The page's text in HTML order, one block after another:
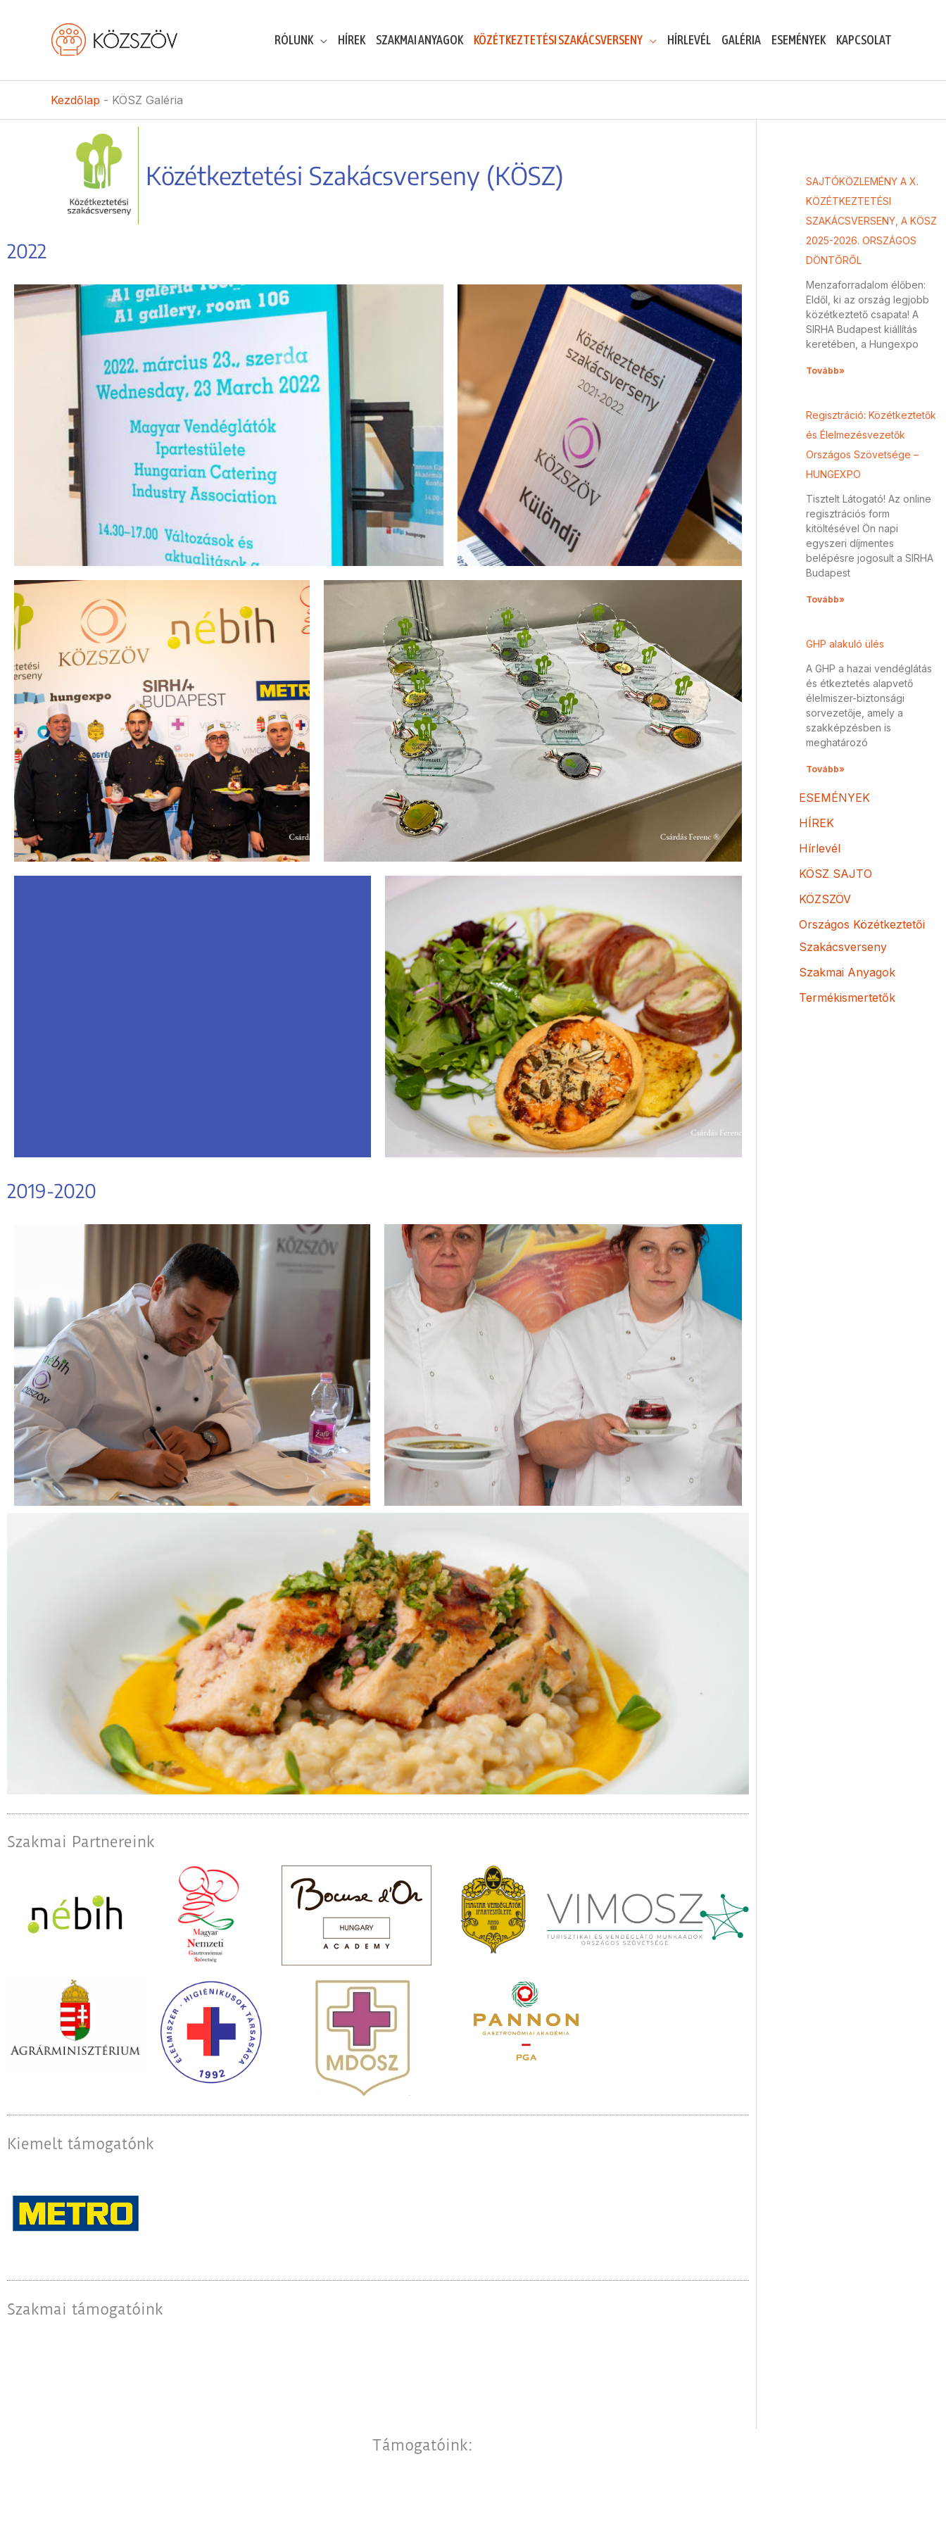
RÓLUNK HÍREK SZAKMAI ANYAGOK KÖZÉTKEZTETÉSI SZAKÁCSVERSENY HÍRLEVÉL GALÉRIA ESEMÉNYEK KAPCSOLAT
Kezdőlap - KÖSZ Galéria
Közétkeztetési Szakácsverseny (KÖSZ)
2022
SIRHA
KONFERENCI
Megnézem
KÜLÖND
ÍJAK
Megnézem
1 2 3
HELYEZETT
EK
Megnézem
MUNKA
FOTÓK
Megnézem
KÉPEK
Megnézem
2019-2020
Csap
atok
Megnézem
Ételfo
Megnézem
Szakmai Partnereink
Kiemelt támogatónk
Szakmai támogatóink
SAJTÓKÖZLEMÉNY A X.
KÖZÉTKEZTETÉSI
SZAKÁCSVERSENY, A KÖSZ
2025-2026. ORSZÁGOS
DÖNTŐRŐL
Menzaforradalom élőben:
Eldől, ki az ország legjobb
közétkeztető csapata! A
SIRHA Budapest kiállítás
keretében, a Hungexpo
Tovább»
Regisztráció: Közétkeztetők
és Élelmezésvezetők
Országos Szövetsége –
HUNGEXPO
Tisztelt Látogató! Az online
regisztrációs form
kitöltésével Ön napi
egyszeri díjmentes
belépésre jogosult a SIRHA
Budapest
Tovább»
GHP alakuló ülés
A GHP a hazai vendéglátás
és étkeztetés alapvető
élelmiszer-biztonsági
sorvezetője, amely a
szakképzésben is
meghatározó
Tovább»
ESEMÉNYEK
HÍREK
Hírlevél
KÖSZ SAJTO
KÖZSZÖV
Országos Közétkeztetői
Szakácsverseny
Szakmai Anyagok
Termékismertetők
Támogatóink: